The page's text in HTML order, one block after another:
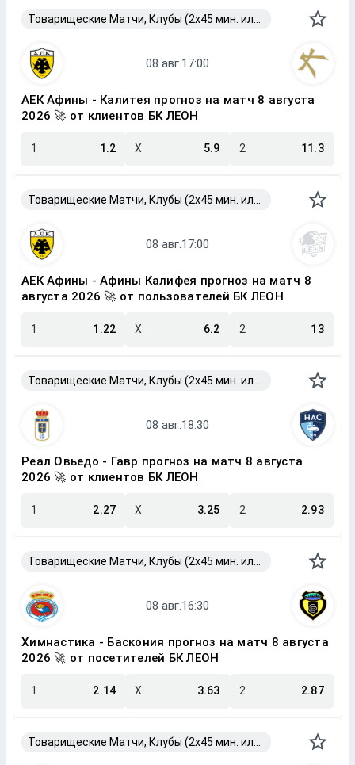
АЕК Афины - Калитея прогноз на матч 8 августа
2026 🚀 от клиентов БК ЛЕОН
1 1.2 X 5.9 2 11.3
АЕК Афины - Афины Калифея прогноз на матч 8
августа 2026 🚀 от пользователей БК ЛЕОН
1 1.22 X 6.2 2 13
Реал Овьедо - Гавр прогноз на матч 8 августа
2026 🚀 от клиентов БК ЛЕОН
1 2.27 X 3.25 2 2.93
Химнастика - Баскония прогноз на матч 8 августа
2026 🚀 от посетителей БК ЛЕОН
1 2.14 X 3.63 2 2.87